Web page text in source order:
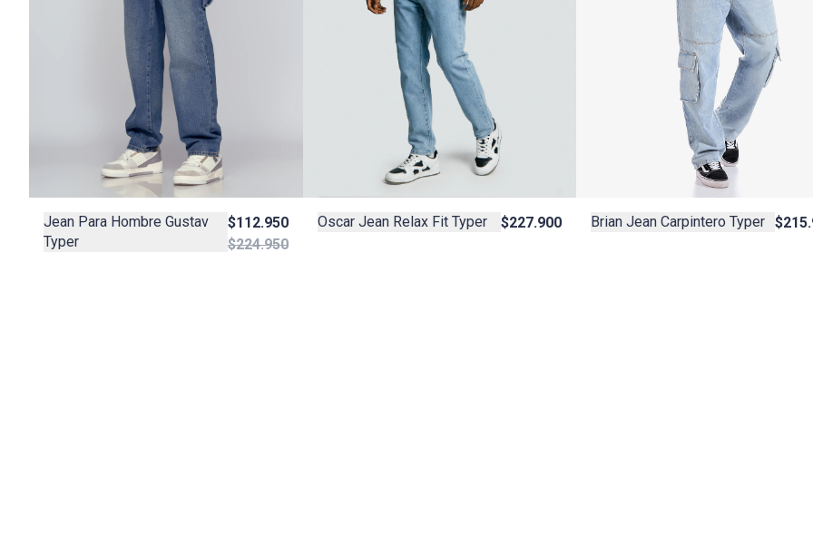
Jean Para Hombre Gustav
Typer
$112.950
$224.950
Oscar Jean Relax Fit Typer $227.900 Brian Jean Carpintero Typer